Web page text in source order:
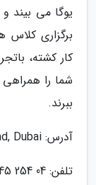
یوگا می بیند
برگزاری
کار کشته،
شما را همراهی
ببرند.
آدرس: Shangri-La hotel, Sheikh Zayed Road, Dubai
تلفن: 04 254 6645